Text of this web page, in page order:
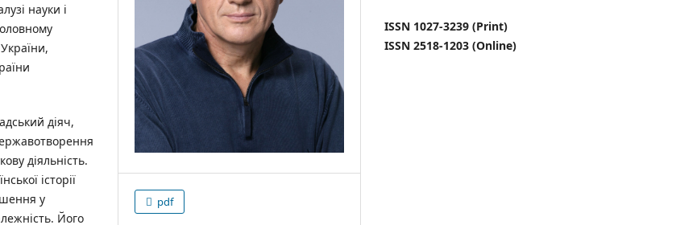
науки і
діяч,
діяльність.
історії
у
Його
pdf
ISSN 1027-3239 (Print)
ISSN 2518-1203 (Online)